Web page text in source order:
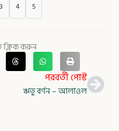
3 4 5
ক্লিক করুন
পরবর্তী পোস্ট
ঋতু বর্ণন – আলাওল